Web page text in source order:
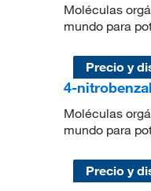
Moléculas
mundo para
Precio y
4-
Moléculas
mundo para
Precio y